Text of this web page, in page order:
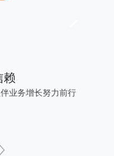
业务增长努力前行